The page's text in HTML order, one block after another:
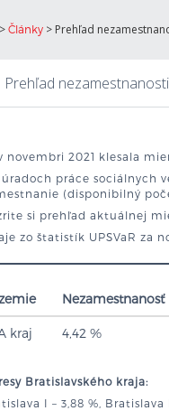
> Články > Prehľad
Prehľad
novembri 2021 klesala
úradoch práce sociálnych
(disponibilný
si prehľad aktuálnej
zo štatistík UPSVaR za
Nezamestnanosť
kraj 4,42 %
Bratislavského kraja:
I – 3,88 %, Bratislava